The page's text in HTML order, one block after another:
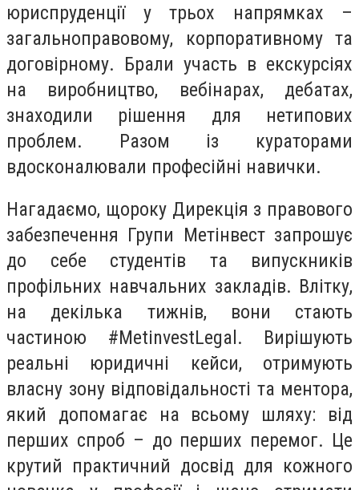
юриспруденції у трьох напрямках –
загальноправовому, корпоративному та
договірному. Брали участь в екскурсіях
на виробництво, вебінарах, дебатах,
знаходили рішення для нетипових
проблем. Разом із кураторами
вдосконалювали професійні навички.
Нагадаємо, щороку Дирекція з правового
забезпечення Групи Метінвест запрошує
до себе студентів та випускників
профільних навчальних закладів. Влітку,
на декілька тижнів, вони стають
частиною #MetinvestLegal. Вирішують
реальні юридичні кейси, отримують
власну зону відповідальності та ментора,
який допомагає на всьому шляху: від
перших спроб – до перших перемог. Це
крутий практичний досвід для кожного